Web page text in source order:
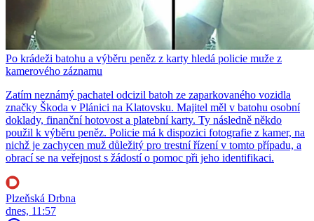
Po krádeži batohu a výběru peněz z karty hledá policie muže z
kamerového záznamu
Zatím neznámý pachatel odcizil batoh ze zaparkovaného vozidla
značky Škoda v Plánici na Klatovsku. Majitel měl v batohu osobní
doklady, finanční hotovost a platební karty. Ty následně někdo
použil k výběru peněz. Policie má k dispozici fotografie z kamer, na
nichž je zachycen muž důležitý pro trestní řízení v tomto případu, a
obrací se na veřejnost s žádostí o pomoc při jeho identifikaci.
Plzeňská Drbna
dnes, 11:57